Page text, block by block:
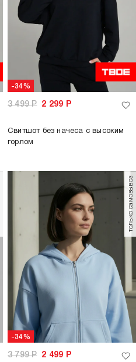
-34%
3 499Р 2 299 Р
Свитшот без начеса с высоким
горлом
-34%
только самовывоз
3 799Р 2 499 Р